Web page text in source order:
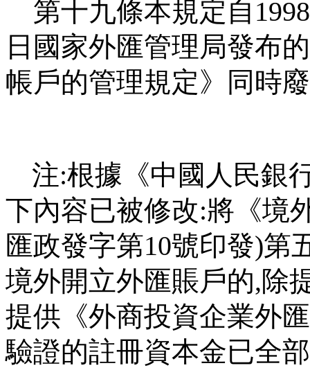
第十九條本規定自 1998
日國家外匯管理局發布
帳戶的管理規定》同時
注:根據《中國人民銀
下內容已被修改:將《境
匯政發字第10號印發)第
境外開立外匯賬戶的,除
提供《外商投資企業外
驗證的註冊資本金已全